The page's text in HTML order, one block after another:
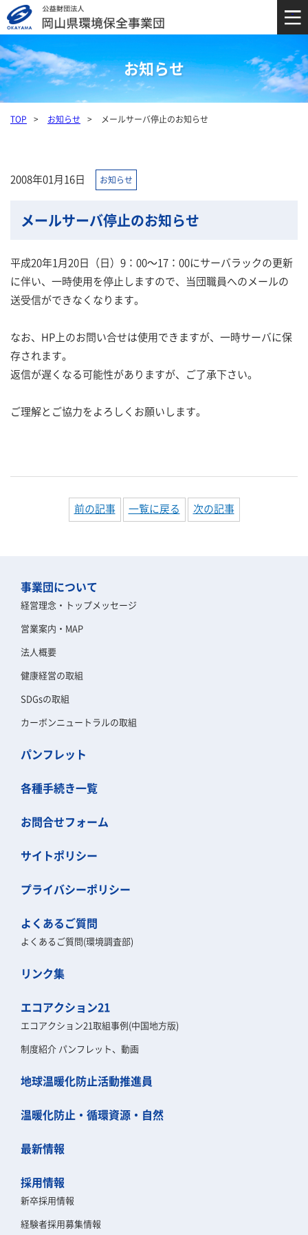
お知らせ
TOP お知らせ メールサーバ停止のお知らせ
2008年01月16日 お知らせ
メールサーバ停止のお知らせ
平成20年1月20日（日）9：00～17：00にサーバラックの更新
に伴い、一時使用を停止しますので、当団職員へのメールの
送受信ができなくなります。
なお、HP上のお問い合せは使用できますが、一時サーバに保
存されます。
返信が遅くなる可能性がありますが、ご了承下さい。
ご理解とご協力をよろしくお願いします。
前の記事 一覧に戻る 次の記事
事業団について
経営理念・トップメッセージ
営業案内・MAP
法人概要
健康経営の取組
SDGsの取組
カーボンニュートラルの取組
パンフレット
各種手続き一覧
お問合せフォーム
サイトポリシー
プライバシーポリシー
よくあるご質問
よくあるご質問(環境調査部)
リンク集
エコアクション21
エコアクション21取組事例(中国地方版)
制度紹介 パンフレット、動画
地球温暖化防止活動推進員
温暖化防止・循環資源・自然
最新情報
採用情報
新卒採用情報
経験者採用募集情報